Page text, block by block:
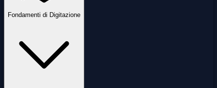
Fondamenti di Digitazione